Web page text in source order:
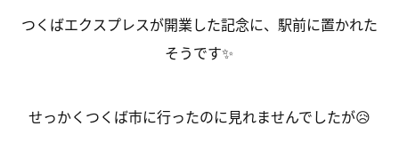
つくばエクスプレスが開業した記念に、駅前に置かれた
そうです✨
せっかくつくば市に行ったのに見れませんでしたが😥